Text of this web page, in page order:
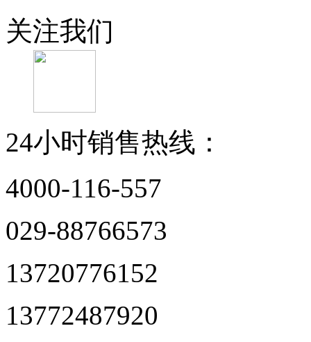
关注我们
24小时销售热线：
4000-116-557
029-88766573
13720776152
13772487920